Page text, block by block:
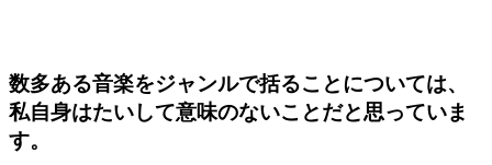
数多ある音楽をジャンルで括ることについては、
私自身はたいして意味のないことだと思っていま
す。